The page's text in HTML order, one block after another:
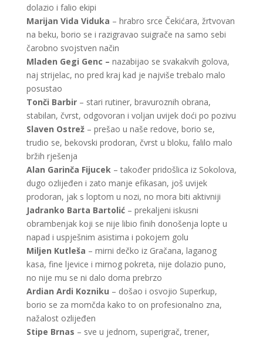
dolazio i falio ekipi
Marijan Vida Viduka – hrabro srce Čekićara, žrtvovan
na beku, borio se i razigravao suigrače na samo sebi
čarobno svojstven način
Mladen Gegi Genc – nazabijao se svakakvih golova,
naj strijelac, no pred kraj kad je najviše trebalo malo
posustao
Tonči Barbir – stari rutiner, bravuroznih obrana,
stabilan, čvrst, odgovoran i voljan uvijek doći po pozivu
Slaven Ostrež– prešao u naše redove, borio se,
trudio se, bekovski prodoran, čvrst u bloku, falilo malo
bržih rješenja
Alan Garinča Fijucek– također pridošlica iz Sokolova,
dugo ozlijeđen i zato manje efikasan, još uvijek
prodoran, jak s loptom u nozi, no mora biti aktivniji
Jadranko Barta Bartolić – prekaljeni iskusni
obrambenjak koji se nije libio finih donošenja lopte u
napad i uspješnim asistima i pokojem golu
Miljen Kutleša – mirni dečko iz Gračana, laganog
kasa, fine ljevice i mirnog pokreta, nije dolazio puno,
no nije mu se ni dalo doma prebrzo
Ardian Ardi Kozniku – došao i osvojio Superkup,
borio se za momčda kako to on profesionalno zna,
nažalost ozlijeđen
Stipe Brnas – sve u jednom, superigrač, trener,